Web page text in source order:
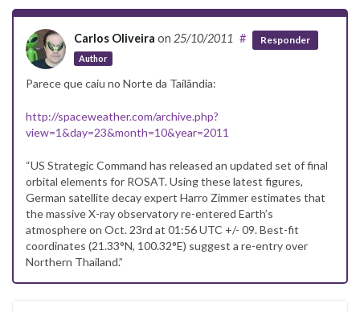
Carlos Oliveira on 25/10/2011
Author
# Responder
Parece que caiu no Norte da Tailândia:
http://spaceweather.com/archive.php?
view=1&day=23&month=10&year=2011
“US Strategic Command has released an updated set of final
orbital elements for ROSAT. Using these latest figures,
German satellite decay expert Harro Zimmer estimates that
the massive X-ray observatory re-entered Earth’s
atmosphere on Oct. 23rd at 01:56 UTC +/- 09. Best-fit
coordinates (21.33°N, 100.32°E) suggest a re-entry over
Northern Thailand.”